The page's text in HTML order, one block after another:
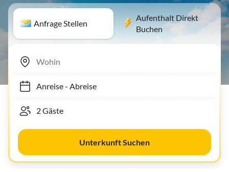
Anfrage Stellen
Aufenthalt Direkt
Buchen
Anreise- Abreise
Unterkunft Suchen